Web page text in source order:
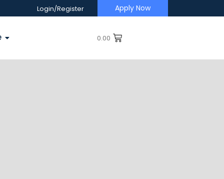
Login/Register Apply Now
0.00